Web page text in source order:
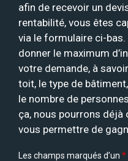
afin de recevoir un
rentabilité, vous êtes
via le formulaire ci-bas.
donner le maximum
votre demande, à
toit, le type de
le nombre de
ça, nous pourrons
vous permettre de
Les champs marqués d’un *